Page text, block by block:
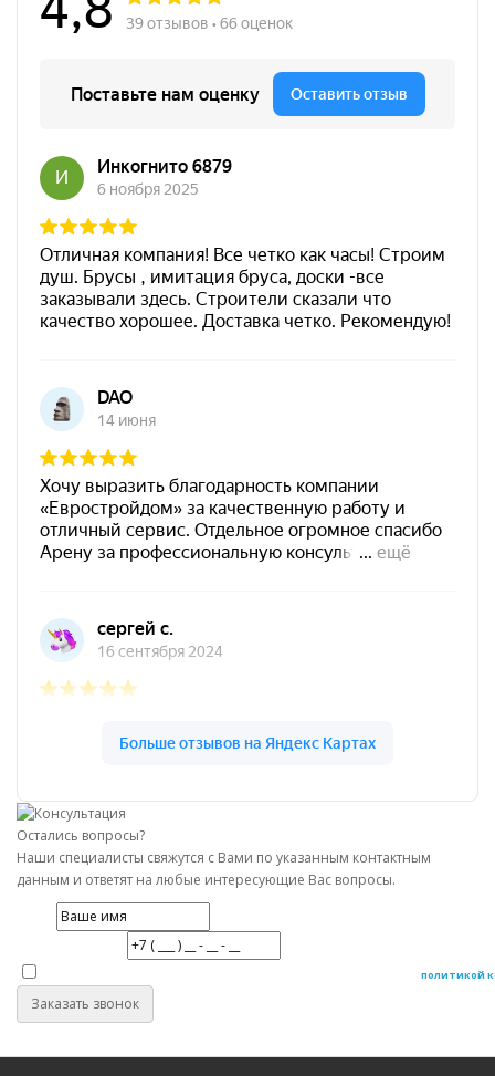
Остались вопросы?
Наши специалисты свяжутся с Вами по указанным контактным
данным и ответят на любые интересующие Вас вопросы.
Даю согласие на обработку персональных данных в соответствие сполитикой
Заказать звонок